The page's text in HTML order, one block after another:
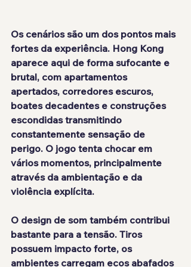
Os cenários são um dos pontos mais
fortes da experiência. Hong Kong
aparece aqui de forma sufocante e
brutal, com apartamentos
apertados, corredores escuros,
boates decadentes e construções
escondidas transmitindo
constantemente sensação de
perigo. O jogo tenta chocar em
vários momentos, principalmente
através da ambientação e da
violência explícita.
O design de som também contribui
bastante para a tensão. Tiros
possuem impacto forte, os
ambientes carregam ecos abafados